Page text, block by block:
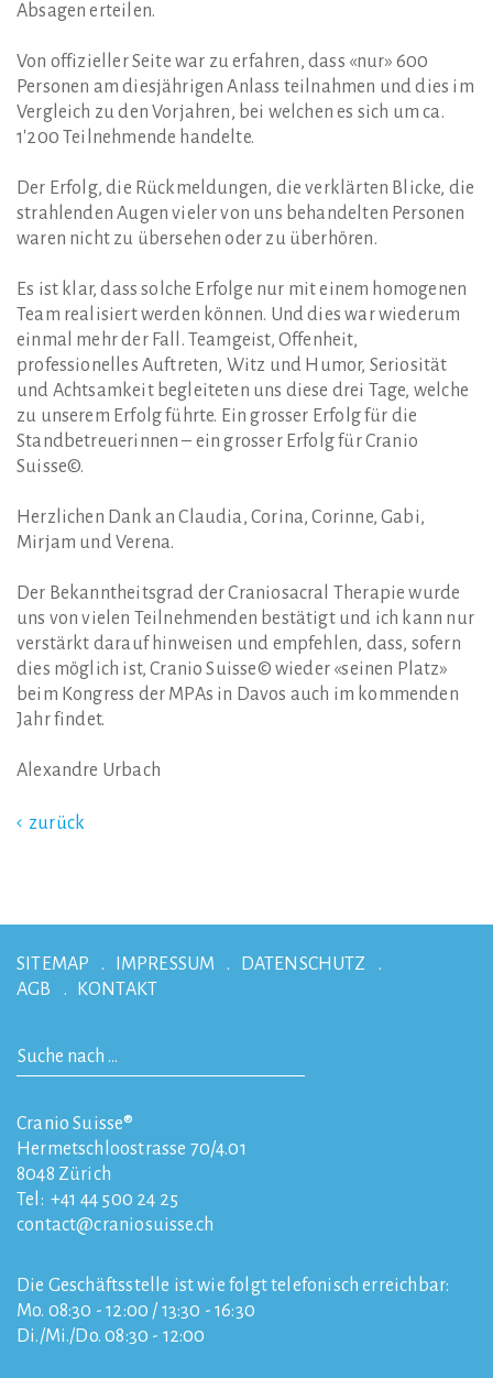
Absagen erteilen.
Von offizieller Seite war zu erfahren, dass «nur» 600
Personen am diesjährigen Anlass teilnahmen und dies im
Vergleich zu den Vorjahren, bei welchen es sich um ca.
1'200 Teilnehmende handelte.
Der Erfolg, die Rückmeldungen, die verklärten Blicke, die
strahlenden Augen vieler von uns behandelten Personen
waren nicht zu übersehen oder zu überhören.
Es ist klar, dass solche Erfolge nur mit einem homogenen
Team realisiert werden können. Und dies war wiederum
einmal mehr der Fall. Teamgeist, Offenheit,
professionelles Auftreten, Witz und Humor, Seriosität
und Achtsamkeit begleiteten uns diese drei Tage, welche
zu unserem Erfolg führte. Ein grosser Erfolg für die
Standbetreuerinnen – ein grosser Erfolg für Cranio
Suisse©.
Herzlichen Dank an Claudia, Corina, Corinne, Gabi,
Mirjam und Verena.
Der Bekanntheitsgrad der Craniosacral Therapie wurde
uns von vielen Teilnehmenden bestätigt und ich kann nur
verstärkt darauf hinweisen und empfehlen, dass, sofern
dies möglich ist, Cranio Suisse© wieder «seinen Platz»
beim Kongress der MPAs in Davos auch im kommenden
Jahr findet.
Alexandre Urbach
zurück
SITEMAP IMPRESSUM
DATENSCHUTZ
AGB
KONTAKT
Cranio Suisse®
Hermetschloostrasse 70/4.01
8048 Zürich
Tel: +41 44 500 24 25
contact
craniosuisse.ch
Die Geschäftsstelle ist wie folgt telefonisch erreichbar:
Mo. 08:30 - 12:00 / 13:30 - 16:30
Di./Mi./Do. 08:30 - 12:00